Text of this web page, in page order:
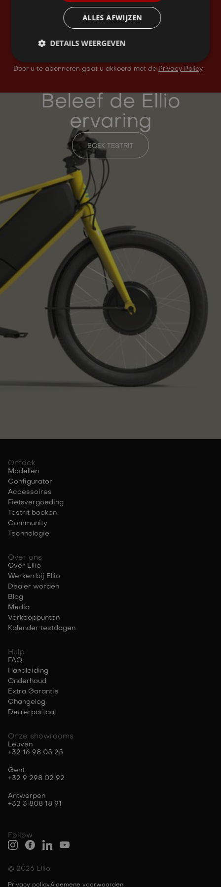
Door u te abonneren gaat u akkoord met de Privacy Policy.
Beleef de Ellio
ervaring
BOEK TESTRIT
Follow
Ontdek
Modellen
Configurator
Accessoires
Fietsvergoeding
Testrit boeken
Community
Technologie
Over ons
Over Ellio
Werken bij Ellio
Dealer worden
Blog
Media
Verkooppunten
Kalender testdagen
Hulp
FAQ
Handleiding
Onderhoud
Extra Garantie
Changelog
Dealerportaal
Onze showrooms
Leuven
+32 16 98 05 25
Gent
+32 9 298 02 92
Antwerpen
+32 3 808 18 91
Privacy policyAlgemene voorwaarden
© 2026 Ellio
ALLES AFWIJZEN
DETAILS WEERGEVEN